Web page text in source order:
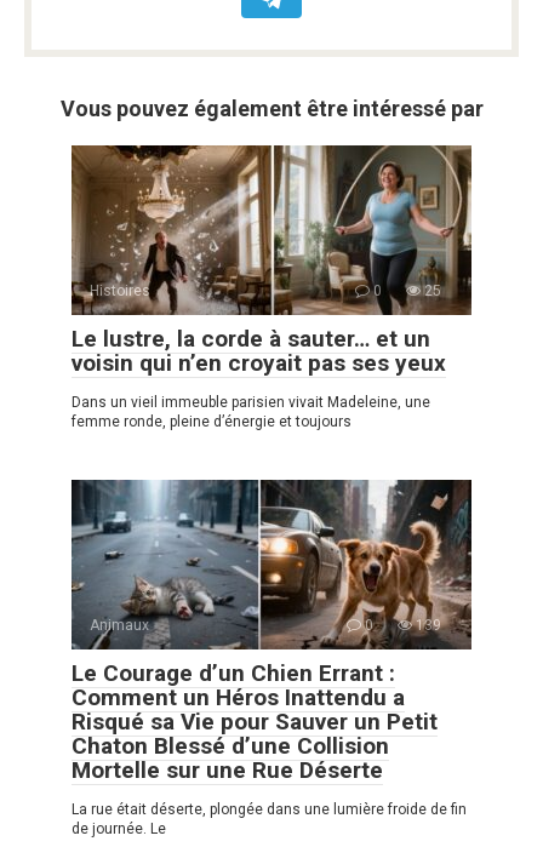
Vous pouvez également être intéressé par
Histoires 0 25
Le lustre, la corde à sauter… et un
voisin qui n’en croyait pas ses yeux
Dans un vieil immeuble parisien vivait Madeleine, une
femme ronde, pleine d’énergie et toujours
Animaux 0 139
Le Courage d’un Chien Errant :
Comment un Héros Inattendu a
Risqué sa Vie pour Sauver un Petit
Chaton Blessé d’une Collision
Mortelle sur une Rue Déserte
La rue était déserte, plongée dans une lumière froide de fin
de journée. Le